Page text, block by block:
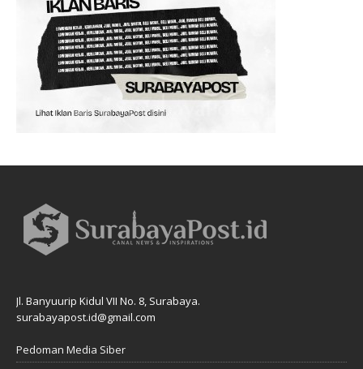
Jl. Banyuurip Kidul VII No. 8, Surabaya.
surabayapost.id@gmail.com
Pedoman Media Siber